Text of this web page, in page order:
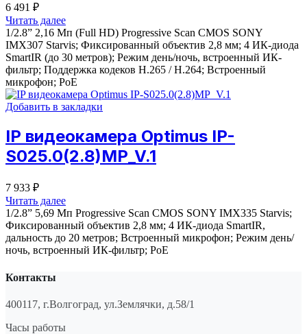
6 491 ₽
Читать далее
1/2.8” 2,16 Мп (Full HD) Progressive Scan CMOS SONY
IMX307 Starvis; Фиксированный объектив 2,8 мм; 4 ИК-диода
SmartIR (до 30 метров); Режим день/ночь, встроенный ИК-
фильтр; Поддержка кодеков H.265 / H.264; Встроенный
микрофон; PoE
Добавить в закладки
IP видеокамера Optimus IP-
S025.0(2.8)MP_V.1
7 933 ₽
Читать далее
1/2.8” 5,69 Мп Progressive Scan CMOS SONY IMX335 Starvis;
Фиксированный объектив 2,8 мм; 4 ИК-диода SmartIR,
дальность до 20 метров; Встроенный микрофон; ​​​​​​​Режим день/
ночь, встроенный ИК-фильтр; PoE
Контакты
400117, г.Волгоград, ул.Землячки, д.58/1
Часы работы